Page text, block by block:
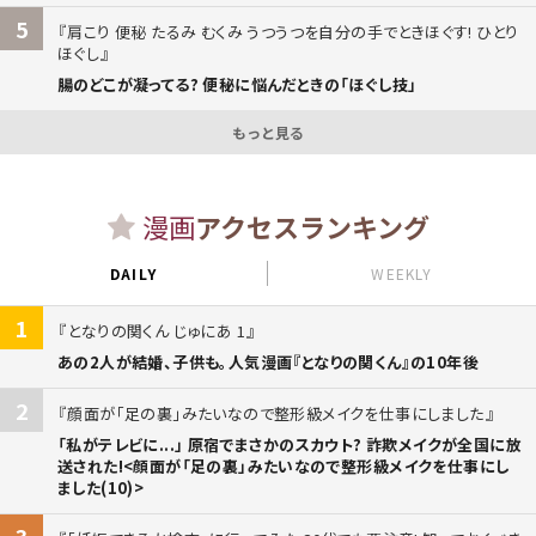
5
肩こり 便秘 たるみ むくみ うつうつを自分の手でときほぐす! ひとり
ほぐし
腸のどこが凝ってる? 便秘に悩んだときの「ほぐし技」
もっと見る
漫画アクセスランキング
DAILY WEEKLY
1
となりの関くん じゅにあ 1
あの2人が結婚、子供も。人気漫画『となりの関くん』の10年後
2
顔面が「足の裏」みたいなので整形級メイクを仕事にしました
「私がテレビに...」 原宿でまさかのスカウト? 詐欺メイクが全国に放
送された!<顔面が「足の裏」みたいなので整形級メイクを仕事にし
ました(10)>